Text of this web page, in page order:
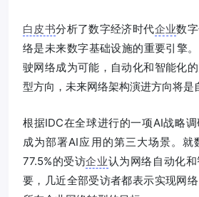
白皮书分析了数字经济时代企业数
络是未来数字基础设施的重要引擎
驶网络成为可能，自动化和智能化
型方向，未来网络架构演进方向将是
根据IDC在全球进行的一项AI战略
成为部署AI应用的第三大场景。就
77.5%的受访企业认为网络自动化
要，几近全部受访者都表示实现网